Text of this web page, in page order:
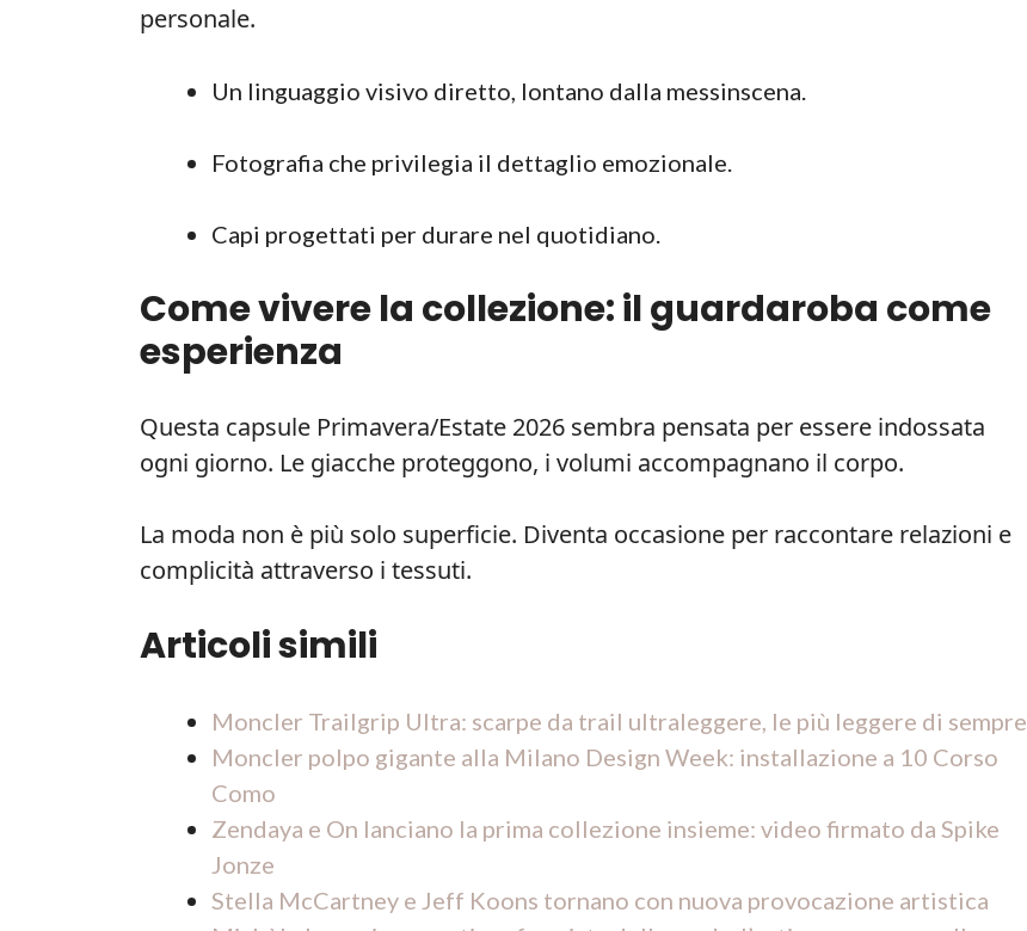
personale.
Un linguaggio visivo diretto, lontano dalla messinscena.
Fotografia che privilegia il dettaglio emozionale.
Capi progettati per durare nel quotidiano.
Come vivere la collezione: il guardaroba come
esperienza
Questa capsule Primavera/Estate 2026 sembra pensata per essere indossata
ogni giorno. Le giacche proteggono, i volumi accompagnano il corpo.
La moda non è più solo superficie. Diventa occasione per raccontare relazioni e
complicità attraverso i tessuti.
Articoli simili
Moncler Trailgrip Ultra: scarpe da trail ultraleggere, le più leggere di sempre
Moncler polpo gigante alla Milano Design Week: installazione a 10 Corso
Como
Zendaya e On lanciano la prima collezione insieme: video firmato da Spike
Jonze
Stella McCartney e Jeff Koons tornano con nuova provocazione artistica